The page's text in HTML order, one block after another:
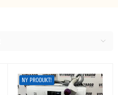
NY PRODUKT!